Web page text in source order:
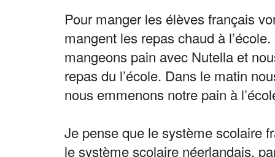
Pour manger les élèves français
mangent les repas chaud à
mangeons pain avec Nutella et
repas du l’école. Dans le matin
nous emmenons notre pain à
Je pense que le système scolaire
le système scolaire néerlandais,